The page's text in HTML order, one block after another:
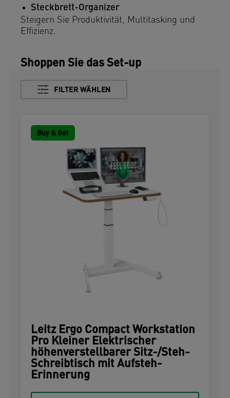
Steckbrett-Organizer
Steigern Sie Produktivität, Multitasking und
Effizienz.
Shoppen Sie das Set-up
FILTER WÄHLEN
Buy & Get
Leitz Ergo Compact Workstation
Pro Kleiner Elektrischer
höhenverstellbarer Sitz-/Steh-
Schreibtisch mit Aufsteh-
Erinnerung